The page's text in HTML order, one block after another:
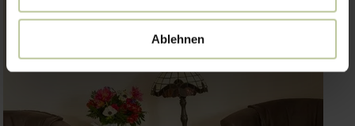
Ablehnen